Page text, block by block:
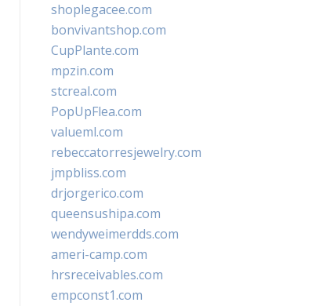
shoplegacee.com
bonvivantshop.com
CupPlante.com
mpzin.com
stcreal.com
PopUpFlea.com
valueml.com
rebeccatorresjewelry.com
jmpbliss.com
drjorgerico.com
queensushipa.com
wendyweimerdds.com
ameri-camp.com
hrsreceivables.com
empconst1.com